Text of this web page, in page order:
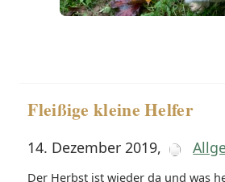
Fleißige kleine Helfer
14. Dezember 2019,
Der Herbst ist wieder da und was